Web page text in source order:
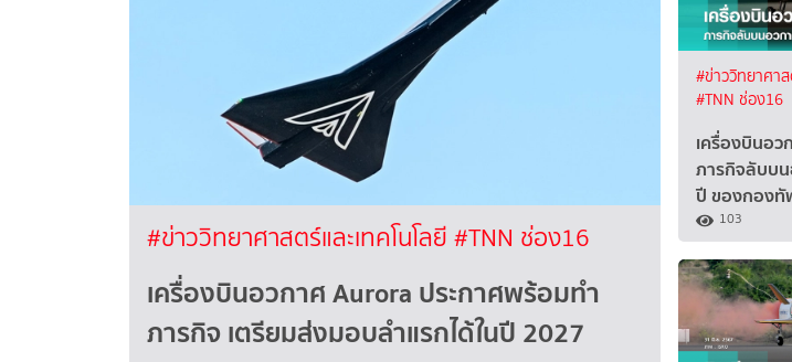
#ข่าววิทยาศาสตร์และเทคโนโลยี #TNN ช่อง16
เครื่องบินอวกาศ Aurora ประกาศพร้อมทำ
ภารกิจ เตรียมส่งมอบลำแรกได้ในปี 2027
#ข่าววิทยาศาส
#TNN ช่อง16
เครื่องบินอว
ภารกิจลับบ
ปี ของกองทั
103